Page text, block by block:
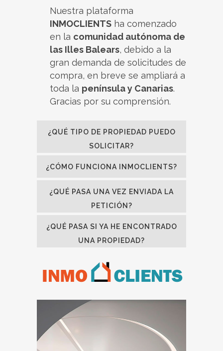
Nuestra plataforma
INMOCLIENTS ha comenzado
en la comunidad autónoma de
las Illes Balears, debido a la
gran demanda de solicitudes de
compra, en breve se ampliará a
toda la península y Canarias.
Gracias por su comprensión.
¿QUÉ TIPO DE PROPIEDAD PUEDO
SOLICITAR?
¿CÓMO FUNCIONA INMOCLIENTS?
¿QUÉ PASA UNA VEZ ENVIADA LA
PETICIÓN?
¿QUÉ PASA SI YA HE ENCONTRADO
UNA PROPIEDAD?